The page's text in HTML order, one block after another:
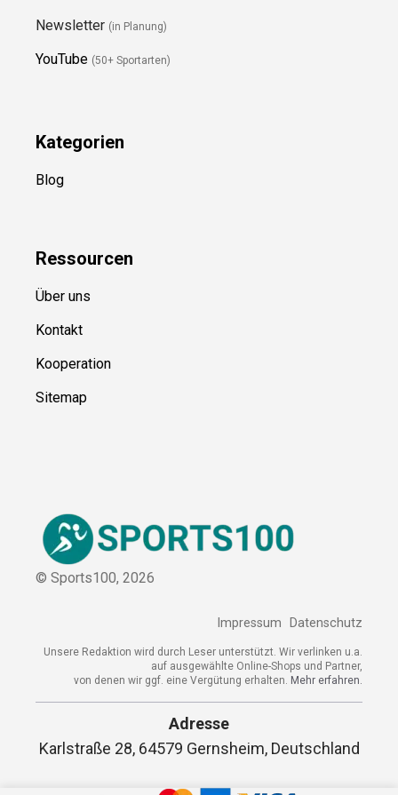
Newsletter (in Planung)
YouTube (50+ Sportarten)
Kategorien
Blog
Ressourcen
Über uns
Kontakt
Kooperation
Sitemap
© Sports100, 2026
Impressum Datenschutz
Unsere Redaktion wird durch Leser unterstützt. Wir verlinken u.a.
auf ausgewählte Online-Shops und Partner,
von denen wir ggf. eine Vergütung erhalten. Mehr erfahren.
Adresse
Karlstraße 28, 64579 Gernsheim, Deutschland